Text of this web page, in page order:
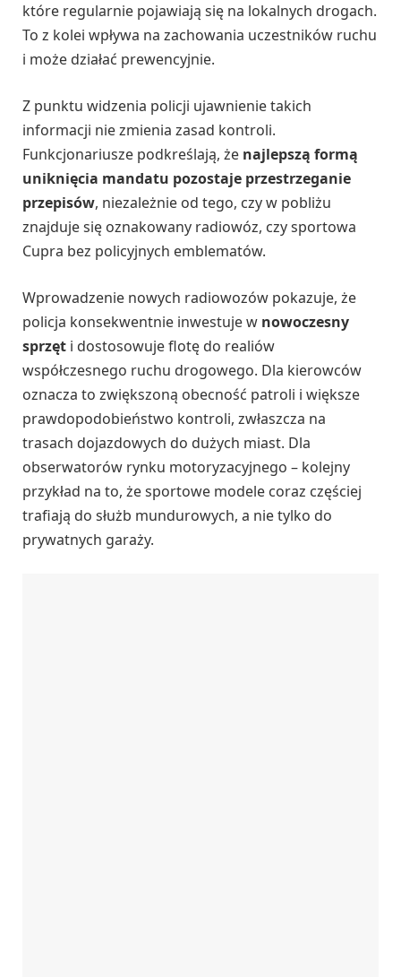
które regularnie pojawiają się na lokalnych drogach.
To z kolei wpływa na zachowania uczestników ruchu
i może działać prewencyjnie.
Z punktu widzenia policji ujawnienie takich
informacji nie zmienia zasad kontroli.
Funkcjonariusze podkreślają, że najlepszą formą
uniknięcia mandatu pozostaje przestrzeganie
przepisów, niezależnie od tego, czy w pobliżu
znajduje się oznakowany radiowóz, czy sportowa
Cupra bez policyjnych emblematów.
Wprowadzenie nowych radiowozów pokazuje, że
policja konsekwentnie inwestuje w nowoczesny
sprzęt i dostosowuje flotę do realiów
współczesnego ruchu drogowego. Dla kierowców
oznacza to zwiększoną obecność patroli i większe
prawdopodobieństwo kontroli, zwłaszcza na
trasach dojazdowych do dużych miast. Dla
obserwatorów rynku motoryzacyjnego – kolejny
przykład na to, że sportowe modele coraz częściej
trafiają do służb mundurowych, a nie tylko do
prywatnych garaży.